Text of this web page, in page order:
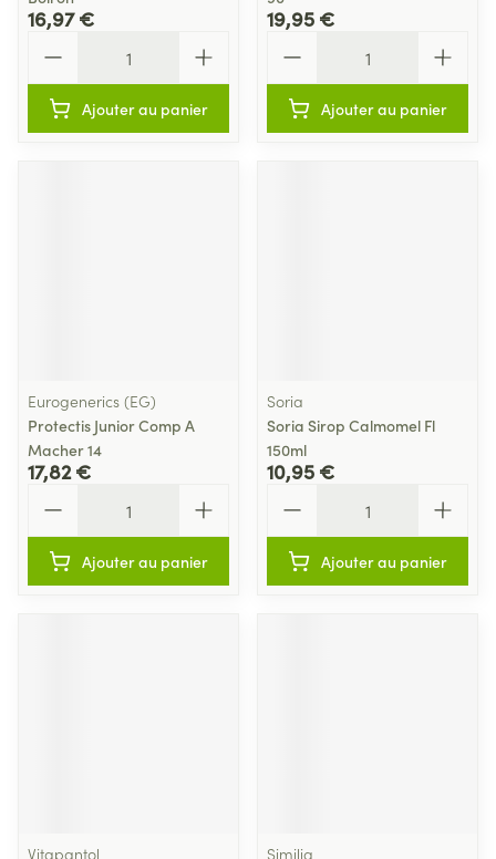
16,97 €
Ajouter au panier
19,95 €
Ajouter au panier
Eurogenerics (EG)
Protectis Junior Comp A
Macher 14
17,82 €
Ajouter au panier
Soria
Soria Sirop Calmomel Fl
150ml
10,95 €
Ajouter au panier
Vitapantol
Similia